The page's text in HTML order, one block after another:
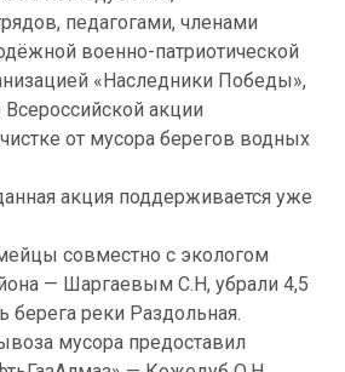
педагогами, членами
военно-патриотической
«Наследники Победы»,
Всероссийской акции
от мусора берегов водных
акция поддерживается уже
совместно с экологом
— Шаргаевым С.Н, убрали 4,5
берега реки Раздольная.
мусора предоставил